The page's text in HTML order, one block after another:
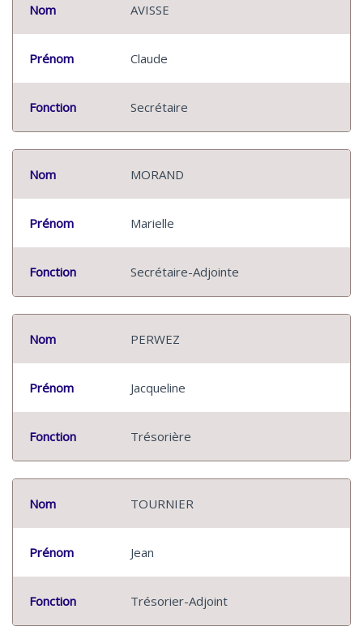
Nom AVISSE
Prénom Claude
Fonction Secrétaire
Nom MORAND
Prénom Marielle
Fonction Secrétaire-Adjointe
Nom PERWEZ
Prénom Jacqueline
Fonction Trésorière
Nom TOURNIER
Prénom Jean
Fonction Trésorier-Adjoint